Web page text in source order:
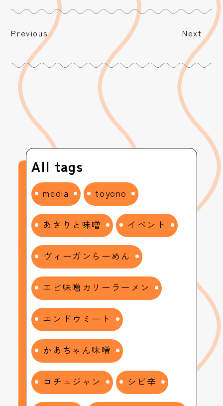
Previous Next
All tags
media toyono
あさりと味噌 イベント
ヴィーガンらーめん
エビ味噌カリーラーメン
エンドウミート
かあちゃん味噌
コチュジャン シビ辛